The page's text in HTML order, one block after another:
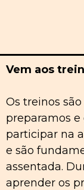
Vem aos
Os treinos
preparamos
participar na
e são
assentada.
aprender os